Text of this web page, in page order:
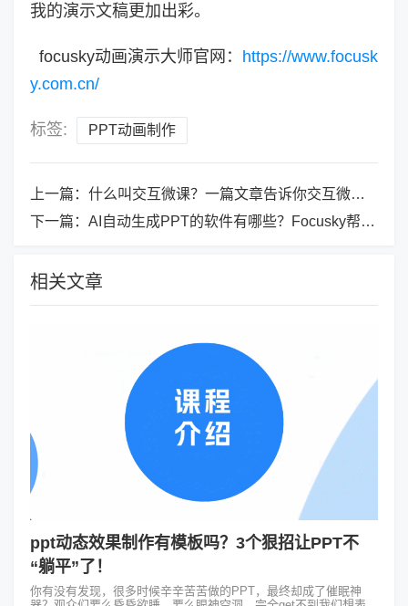
我的演示文稿更加出彩。
focusky动画演示大师官网： https://www.focusk
y.com.cn/
标签: PPT动画制作
上一篇： 什么叫交互微课？一篇文章告诉你交互微课是什么、怎么做！
下一篇： AI自动生成PPT的软件有哪些？Focusky帮你一键生成PPT
相关文章
ppt动态效果制作有模板吗？3个狠招让PPT不
“躺平”了！
你有没有发现，很多时候辛辛苦苦做的PPT，最终却成了催眠神